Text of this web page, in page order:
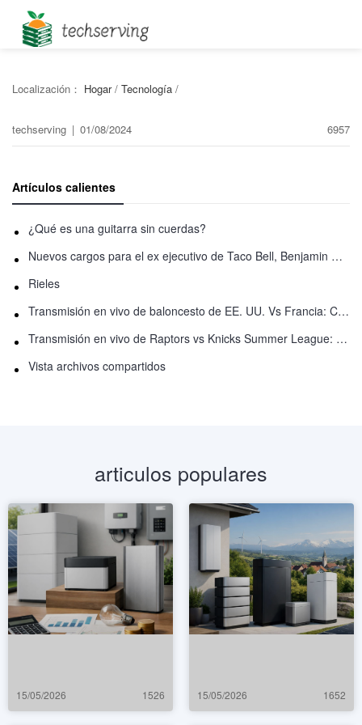
Localización： Hogar / Tecnología /
techserving | 01/08/2024 6957
Artículos calientes
¿Qué es una guitarra sin cuerdas?
Nuevos cargos para el ex ejecutivo de Taco Bell, Benjamin Golden, en una pelea con Uber
Rieles
Transmisión en vivo de baloncesto de EE. UU. Vs Francia: Cómo ver en línea
Transmisión en vivo de Raptors vs Knicks Summer League: Cómo ver
Vista archivos compartidos
articulos populares
15/05/2026 1526 15/05/2026 1652